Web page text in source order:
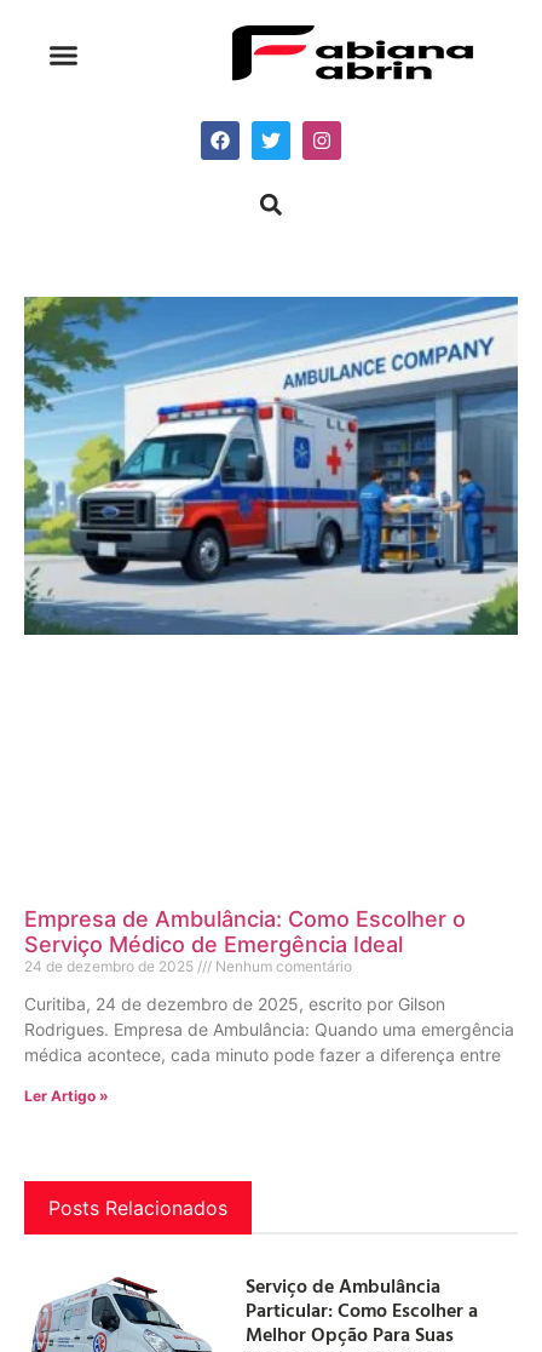
Empresa de Ambulância: Como Escolher o
Serviço Médico de Emergência Ideal
24 de dezembro de 2025 Nenhum comentário
Curitiba, 24 de dezembro de 2025, escrito por Gilson
Rodrigues. Empresa de Ambulância: Quando uma emergência
médica acontece, cada minuto pode fazer a diferença entre
Ler Artigo »
Posts Relacionados
Serviço de Ambulância
Particular: Como Escolher a
Melhor Opção Para Suas